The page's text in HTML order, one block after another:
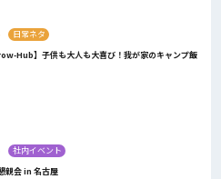
日常ネタ
Hub】子供も大人も大喜び！我が家のキャンプ飯
社内イベント
親会 in 名古屋